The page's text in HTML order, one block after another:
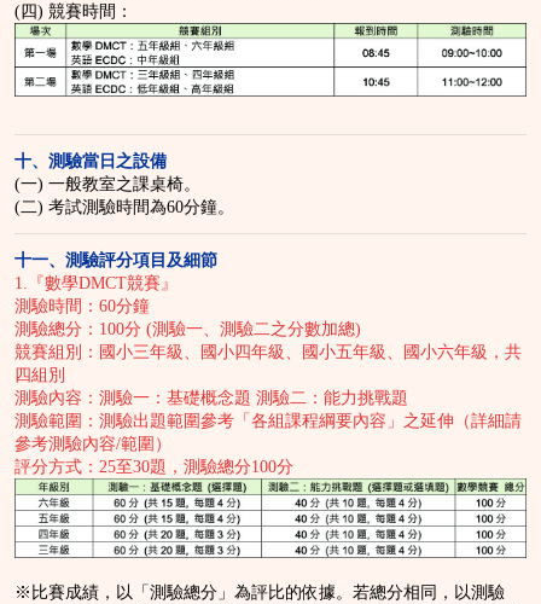
(四) 競賽時間：
十、測驗當日之設備
(一) 一般教室之課桌椅。
(二) 考試測驗時間為60分鐘。
十一、測驗評分項目及細節
1.『數學DMCT競賽』
測驗時間：60分鐘
測驗總分：100分 (測驗一、測驗二之分數加總)
競賽組別：國小三年級、國小四年級、國小五年級、國小六年級，共
四組別
測驗內容：測驗一：基礎概念題 測驗二：能力挑戰題
測驗範圍：測驗出題範圍參考「各組課程綱要內容」之延伸（詳細請
參考測驗內容/範 圍 ）
評分方式：25至30題，測驗總分100分
※比賽成績，以「測驗總分」為評比的依據。若總分相同，以測驗